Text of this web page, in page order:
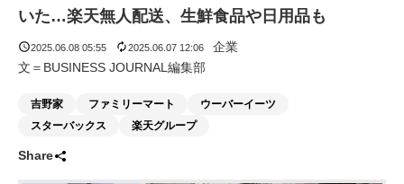
ENERGY MANAGEMENT JOURNAL
LIFE ENDING JOURNAL
いた…楽天無人配送、生鮮食品や日用品も
2025.06.08 05:55 2025.06.07 12:06
企業
文＝BUSINESS JOURNAL編集部
吉野家 ファミリーマート
ウーバーイーツ
スターバックス
楽天グループ
Share